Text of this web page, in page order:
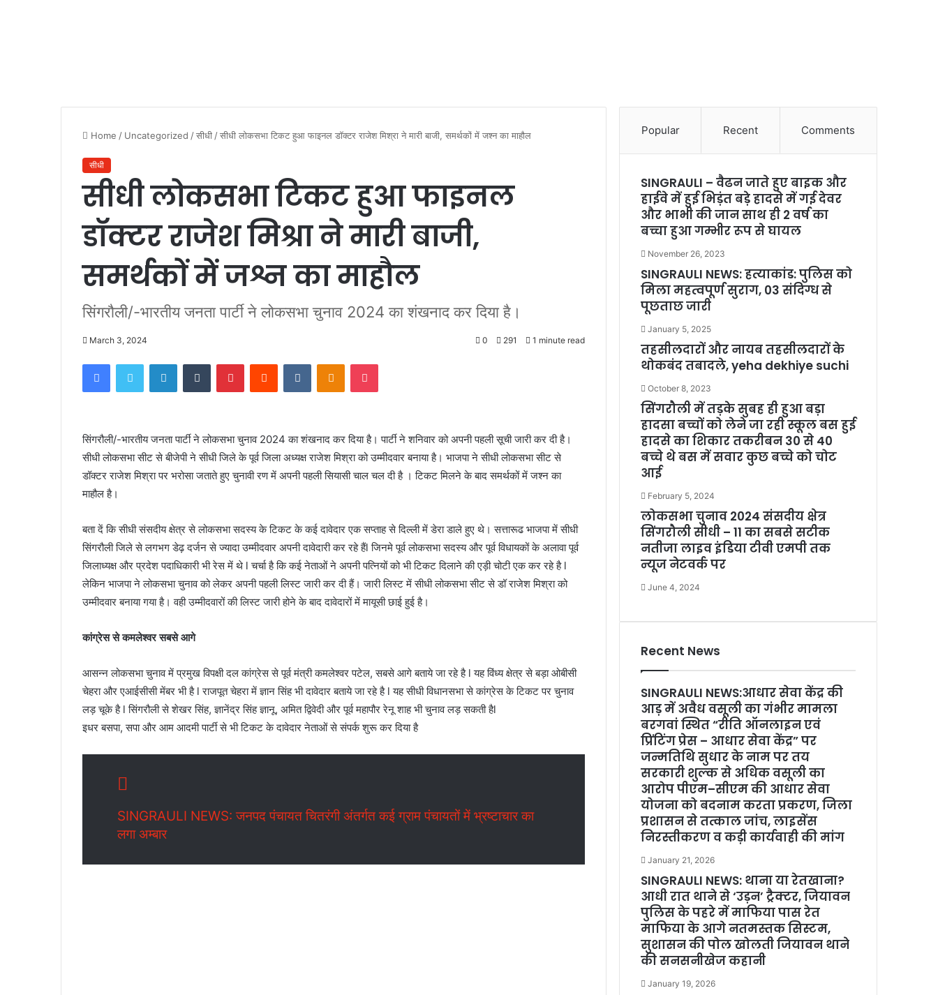
Home / Uncategorized /सीधी /सीधी लोकसभा टिकट हुआ फाइनल डॉक्टर राजेश मिश्रा ने मारी बाजी, समर्थकों में जश्न का माहौल
सीधी
सीधी लोकसभा टिकट हुआ फाइनल
डॉक्टर राजेश मिश्रा ने मारी बाजी,
समर्थकों में जश्न का माहौल
सिंगरौली/-भारतीय जनता पार्टी ने लोकसभा चुनाव 2024 का शंखनाद कर दिया है।
March 3, 2024 0 291 1 minute read
FacebookTwitter LinkedInTumblr PinterestReddit VKontakteOdnoklassniki
Pocket
सिंगरौली/-भारतीय जनता पार्टी ने लोकसभा चुनाव 2024 का शंखनाद कर दिया है। पार्टी ने शनिवार को अपनी पहली सूची जारी कर दी है।
सीधी लोकसभा सीट से बीजेपी ने सीधी जिले के पूर्व जिला अध्यक्ष राजेश मिश्रा को उम्मीदवार बनाया है। भाजपा ने सीधी लोकसभा सीट से
डॉक्टर राजेश मिश्रा पर भरोसा जताते हुए चुनावी रण में अपनी पहली सियासी चाल चल दी है । टिकट मिलने के बाद समर्थकों में जश्न का
माहौल है।
बता दें कि सीधी संसदीय क्षेत्र से लोकसभा सदस्य के टिकट के कई दावेदार एक सप्ताह से दिल्ली में डेरा डाले हुए थे। सत्तारूढ भाजपा में सीधी
सिंगरौली जिले से लगभग डेढ़ दर्जन से ज्यादा उम्मीदवार अपनी दावेदारी कर रहे हैंl जिनमे पूर्व लोकसभा सदस्य और पूर्व विधायकों के अलावा पूर्व
जिलाध्यक्ष और प्रदेश पदाधिकारी भी रेस में थे l चर्चा है कि कई नेताओं ने अपनी पत्नियों को भी टिकट दिलाने की एड़ी चोटी एक कर रहे है l
लेकिन भाजपा ने लोकसभा चुनाव को लेकर अपनी पहली लिस्ट जारी कर दी हैं। जारी लिस्ट में सीधी लोकसभा सीट से डॉ राजेश मिश्रा को
उम्मीदवार बनाया गया है। वही उम्मीदवारों की लिस्ट जारी होने के बाद दावेदारों में मायूसी छाई हुई है।
कांग्रेस से कमलेश्वर सबसे आगे
आसन्न लोकसभा चुनाव में प्रमुख विपक्षी दल कांग्रेस से पूर्व मंत्री कमलेश्वर पटेल, सबसे आगे बताये जा रहे है l यह विंध्य क्षेत्र से बड़ा ओबीसी
चेहरा और एआईसीसी मेंबर भी है l राजपूत चेहरा में ज्ञान सिंह भी दावेदार बताये जा रहे है l यह सीधी विधानसभा से कांग्रेस के टिकट पर चुनाव
लड़ चूके है l सिंगरौली से शेखर सिंह, ज्ञानेंद्र सिंह ज्ञानू, अमित द्विवेदी और पूर्व महापौर रेनू शाह भी चुनाव लड़ सकती हैl
इधर बसपा, सपा और आम आदमी पार्टी से भी टिकट के दावेदार नेताओं से संपर्क शुरू कर दिया है
SINGRAULI NEWS: जनपद पंचायत चितरंगी अंतर्गत कई ग्राम पंचायतों में भ्रष्टाचार का
लगा अम्बार
Popular Recent Comments
SINGRAULI – वैढन जाते हुए बाइक और
हाईवे में हुई भिड़ंत बड़े हादसे में गई देवर
और भाभी की जान साथ ही 2 वर्ष का
बच्चा हुआ गम्भीर रूप से घायल
November 26, 2023
SINGRAULI NEWS: हत्याकांड: पुलिस को
मिला महत्वपूर्ण सुराग, 03 संदिग्ध से
पूछताछ जारी
January 5, 2025
तहसीलदारों और नायब तहसीलदारों के
थोकबंद तबादले, yeha dekhiye suchi
October 8, 2023
सिंगरौली में तड़के सुबह ही हुआ बड़ा
हादसा बच्चों को लेने जा रही स्कूल बस हुई
हादसे का शिकार तकरीबन 30 से 40
बच्चे थे बस में सवार कुछ बच्चे को चोट
आई
February 5, 2024
लोकसभा चुनाव 2024 संसदीय क्षेत्र
सिंगरौली सीधी – 11 का सबसे सटीक
नतीजा लाइव इंडिया टीवी एमपी तक
न्यूज नेटवर्क पर
June 4, 2024
Recent News
SINGRAULI NEWS:आधार सेवा केंद्र की
आड़ में अवैध वसूली का गंभीर मामला
बरगवां स्थित “रीति ऑनलाइन एवं
प्रिंटिंग प्रेस – आधार सेवा केंद्र” पर
जन्मतिथि सुधार के नाम पर तय
सरकारी शुल्क से अधिक वसूली का
आरोप पीएम–सीएम की आधार सेवा
योजना को बदनाम करता प्रकरण, जिला
प्रशासन से तत्काल जांच, लाइसेंस
निरस्तीकरण व कड़ी कार्यवाही की मांग
January 21, 2026
SINGRAULI NEWS: थाना या रेतखाना?
आधी रात थाने से ‘उड़न’ ट्रैक्टर, जियावन
पुलिस के पहरे में माफिया पास रेत
माफिया के आगे नतमस्तक सिस्टम,
सुशासन की पोल खोलती जियावन थाने
की सनसनीखेज कहानी
January 19, 2026